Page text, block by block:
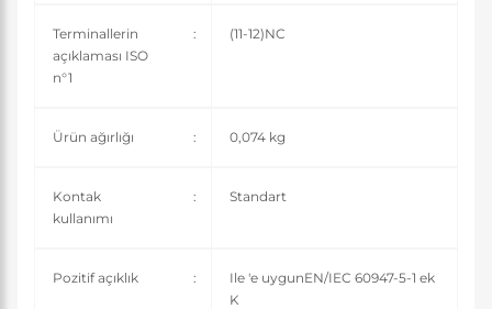
Terminallerin
açıklaması ISO
n°1
: (11-12)NC
Ürün ağırlığı : 0,074 kg
Kontak
kullanımı
: Standart
Pozitif açıklık :
Ile 'e uygunEN/IEC 60947-5-1 ek
K